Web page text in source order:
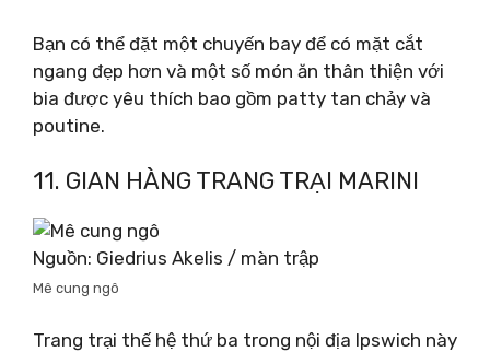
Bạn có thể đặt một chuyến bay để có mặt cắt
ngang đẹp hơn và một số món ăn thân thiện với
bia được yêu thích bao gồm patty tan chảy và
poutine.
11. GIAN HÀNG TRANG TRẠI MARINI
Nguồn: Giedrius Akelis / màn trập
Mê cung ngô
Trang trại thế hệ thứ ba trong nội địa Ipswich này